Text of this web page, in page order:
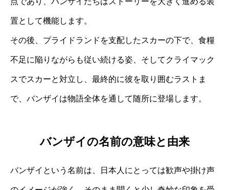
置として機能します。
その後、プライドランドを支配したスカーの下で、食糧
不足に陥りながらも従い続ける姿、そしてクライマック
スでスカーと対立し、最終的に彼を取り囲むラストま
で、バンザイは物語全体を通して随所に登場します。
バンザイの名前の意味と由来
バンザイという名前は、日本人にとっては歓声や掛け声